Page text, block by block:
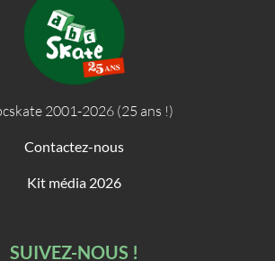
2001-2026 (25 ans !)
Contactez-nous
Kit média 2026
SUIVEZ-NOUS !